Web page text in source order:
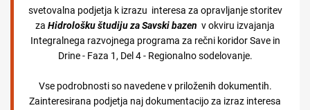
svetovalna podjetja k izrazu interesa za opravljanje storitev
za Hidrološku študiju za Savski bazen v okviru izvajanja
Integralnega razvojnega programa za rečni koridor Save in
Drine - Faza 1, Del 4 - Regionalno sodelovanje.
Vse podrobnosti so navedene v priloženih dokumentih.
Zainteresirana podjetja naj dokumentacijo za izraz interesa